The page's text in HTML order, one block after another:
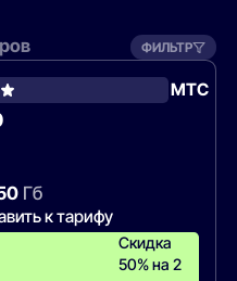
ФИЛЬТР
МТС
Гб
к тарифу
Скидка
50% на 2